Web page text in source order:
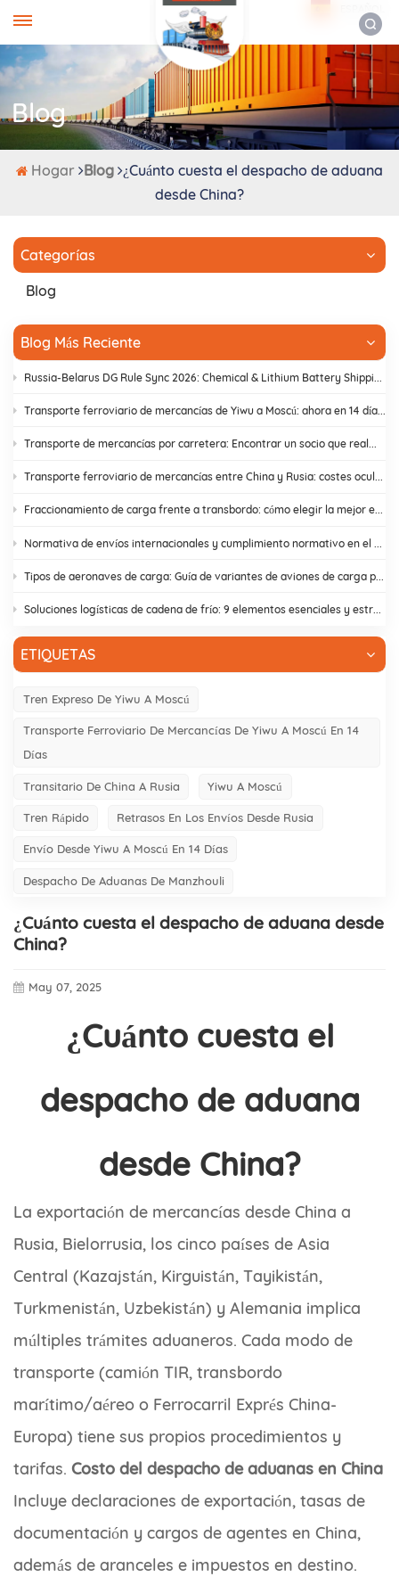
Blog
Hogar Blog ¿Cuánto cuesta el despacho de aduana
desde China?
Categorías
Blog
Blog Más Reciente
Transporte de mercancías por carretera: Encontrar un socio que realmente cumpla
Transporte ferroviario de mercancías entre China y Rusia: costes ocultos y cómo evitarlos.
Fraccionamiento de carga frente a transbordo: cómo elegir la mejor estrategia de envío.
Soluciones logísticas de cadena de frío: 9 elementos esenciales y estrategias de diseño
ETIQUETAS
Tren Expreso De Yiwu A Moscú
Transporte Ferroviario De Mercancías De Yiwu A Moscú En 14
Días
Transitario De China A Rusia Yiwu A Moscú
Tren Rápido Retrasos En Los Envíos Desde Rusia
Envío Desde Yiwu A Moscú En 14 Días
Despacho De Aduanas De Manzhouli
¿Cuánto cuesta el despacho de aduana desde
China?
May 07, 2025
¿Cuánto cuesta el
despacho de aduana
desde China?
La exportación de mercancías desde China a
Rusia, Bielorrusia, los cinco países de Asia
Central (Kazajstán, Kirguistán, Tayikistán,
Turkmenistán, Uzbekistán) y Alemania implica
múltiples trámites aduaneros. Cada modo de
transporte (camión TIR, transbordo
marítimo/aéreo o Ferrocarril Exprés China-
Europa) tiene sus propios procedimientos y
tarifas. Costo del despacho de aduanas en China
Incluye declaraciones de exportación, tasas de
documentación y cargos de agentes en China,
además de aranceles e impuestos en destino.